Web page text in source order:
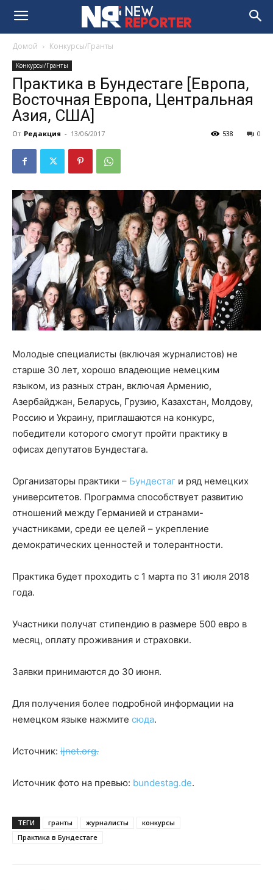
Домой Конкурсы/Гранты
Конкурсы/Гранты
Практика в Бундестаге [Европа,
Восточная Европа, Центральная
Азия, США]
От Редакция - 13/06/2017 0
538
Молодые специалисты (включая журналистов) не
старше 30 лет, хорошо владеющие немецким
языком, из разных стран, включая Армению,
Азербайджан, Беларусь, Грузию, Казахстан, Молдову,
Россию и Украину, приглашаются на конкурс,
победители которого смогут пройти практику в
офисах депутатов Бундестага.
Организаторы практики – Бундестаг и ряд немецких
университетов. Программа способствует развитию
отношений между Германией и странами-
участниками, среди ее целей – укрепление
демократических ценностей и толерантности.
Практика будет проходить с 1 марта по 31 июля 2018
года.
Участники получат стипендию в размере 500 евро в
месяц, оплату проживания и страховки.
Заявки принимаются до 30 июня.
Для получения более подробной информации на
немецком языке нажмите сюда.
Источник: ijnet.org.
Источник фото на превью: bundestag.de.
ТЕГИ гранты журналисты
конкурсы
Практика в Бундестаге